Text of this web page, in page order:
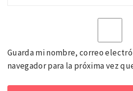
Guarda mi nombre, correo
navegador para la próxima vez